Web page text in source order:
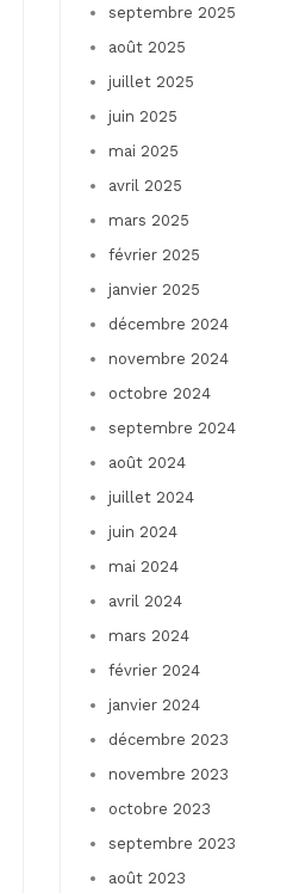
septembre 2025
août 2025
juillet 2025
juin 2025
mai 2025
avril 2025
mars 2025
février 2025
janvier 2025
décembre 2024
novembre 2024
octobre 2024
septembre 2024
août 2024
juillet 2024
juin 2024
mai 2024
avril 2024
mars 2024
février 2024
janvier 2024
décembre 2023
novembre 2023
octobre 2023
septembre 2023
août 2023